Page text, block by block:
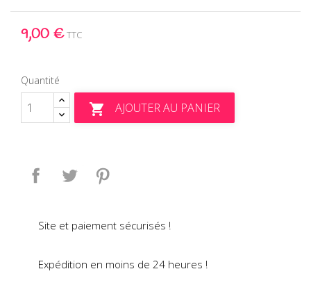
9,00 €TTC
Quantité
 AJOUTER AU PANIER
Partager Tweet
Site et paiement sécurisés !
Expédition en moins de 24 heures !